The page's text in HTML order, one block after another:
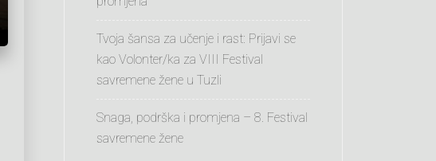
Tvoja šansa za učenje i rast: Prijavi se
kao Volonter/ka za VIII Festival
savremene žene u Tuzli
Snaga, podrška i promjena – 8. Festival
savremene žene